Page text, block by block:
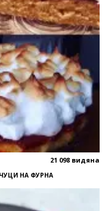
21 098 видяна
НА ФУРНА